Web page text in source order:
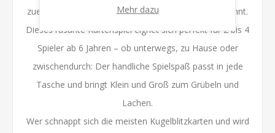
zuerst Farben, Zahlen oder Summen sammelt, gewinnt.
Dieses rasante Kartenspiel eignet sich perfekt für 2 bis 4
Spieler ab 6 Jahren – ob unterwegs, zu Hause oder
zwischendurch: Der handliche Spielspaß passt in jede
Tasche und bringt Klein und Groß zum Grübeln und
Lachen.
Wer schnappt sich die meisten Kugelblitzkarten und wird
Mehr dazu